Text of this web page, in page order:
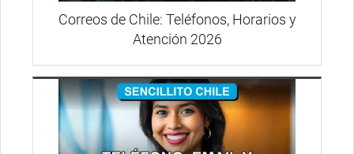
Correos de Chile: Teléfonos, Horarios y
Atención 2026